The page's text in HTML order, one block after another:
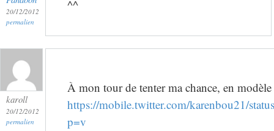
20/12/2012
permalien
^^
karoll
20/12/2012
permalien
À mon tour de tenter ma chance, en
https://mobile.twitter.com/karenbou21/
p=v